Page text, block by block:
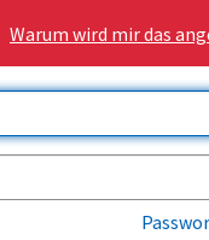
Warum wird mir das